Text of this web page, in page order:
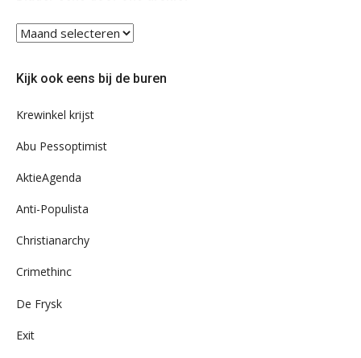
Blader
eens
ons
Kijk ook eens bij de buren
Krewinkel krijst
Abu Pessoptimist
AktieAgenda
Anti-Populista
Christianarchy
Crimethinc
De Frysk
Exit